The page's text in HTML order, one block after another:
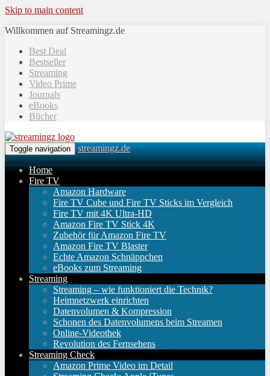
Skip to main content
Willkommen auf Streamingz.de
Best Deal
Bestseller
Streaming
Video Prime
Journals
eBooks
Bücher
Toggle navigation streamingz.de
Home
Fire TV
Amazon Hardware
Fire TV Cube und Fire TV Sticks im Vergleich
Fire TV mit 4K Ultra-HD
Amazon Fire TV Stick 4K
Zubehör für Amazon Fire TV
Amazon Fire TV Blaster
Echte Amazon Schnäppchen
eBooks zum Streaming
Streaming
Streaming – wie funktioniert die Technik?
Heimnetzwerk einrichten
Datenvolumen & Kompression
Schonen des Datenvolumens beim Streamen
Online-Videothek
Revolution des Fernsehens
Streaming Check
Amazon Prime Video im Detail